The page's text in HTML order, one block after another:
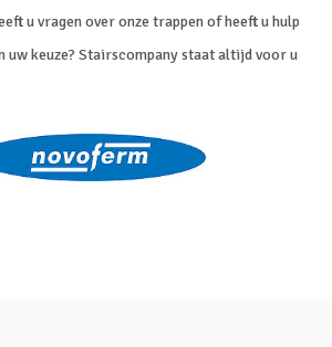
u vragen over onze trappen of heeft u hulp
uw keuze? Stairscompany staat altijd voor u